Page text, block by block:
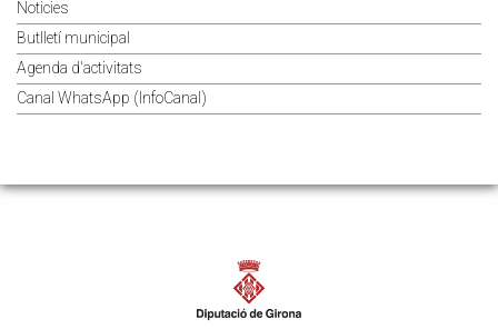
Noticies
Butlletí municipal
Agenda d'activitats
Canal WhatsApp (InfoCanal)